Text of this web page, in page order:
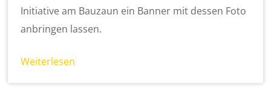
Initiative am Bauzaun ein Banner mit dessen Foto
anbringen lassen.
Weiterlesen